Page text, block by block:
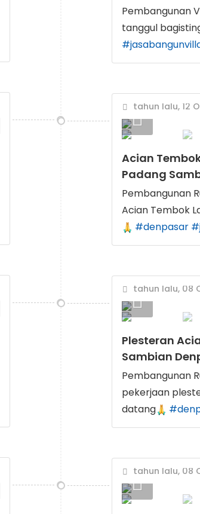
Pembangunan
tanggul
tahun lalu, 12
Acian
Padang
Pembangunan
Acian Tembok
#denpasar
tahun lalu, 08
Plesteran
Sambian
Pembangunan
pekerjaan
datang
tahun lalu, 08